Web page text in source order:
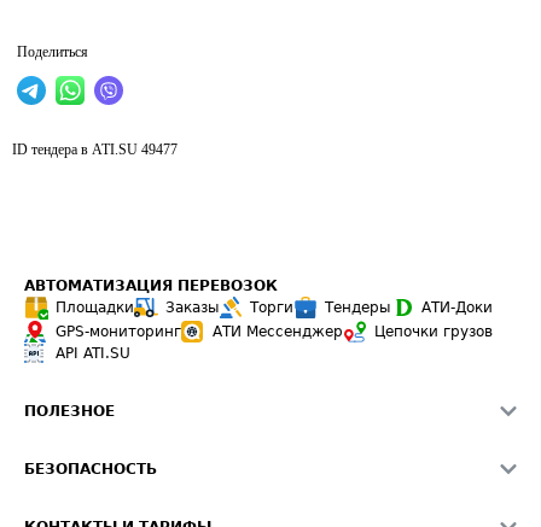
Поделиться
ID тендера в ATI.SU 49477
АВТОМАТИЗАЦИЯ ПЕРЕВОЗОК
Площадки
Заказы Торги Тендеры
АТИ-Доки
GPS-мониторинг
АТИ Мессенджер
Цепочки грузов
API ATI.SU
ПОЛЕЗНОЕ
Звезды ATI.SU на вашем сайте
БЕЗОПАСНОСТЬ